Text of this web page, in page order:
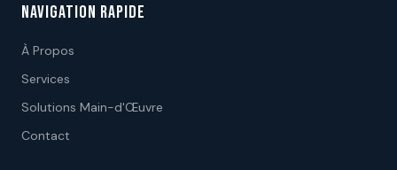
NAVIGATION RAPIDE
À Propos
Services
Solutions Main-d'Œuvre
Contact